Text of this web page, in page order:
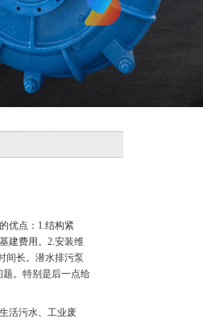
优点：1.结构紧
建费用。2.安装维
间长。潜水排污泵
。特别是后一点给
活污水、工业废